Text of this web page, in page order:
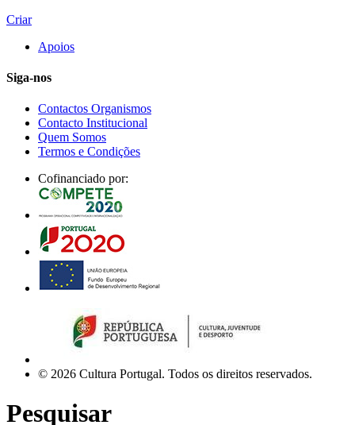
Criar
Apoios
Siga-nos
Contactos Organismos
Contacto Institucional
Quem Somos
Termos e Condições
Cofinanciado por:
© 2026 Cultura Portugal. Todos os direitos reservados.
Pesquisar